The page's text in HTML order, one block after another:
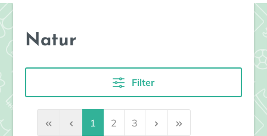
Natur
Filter
Seite
1 Seite
2 Seite
3